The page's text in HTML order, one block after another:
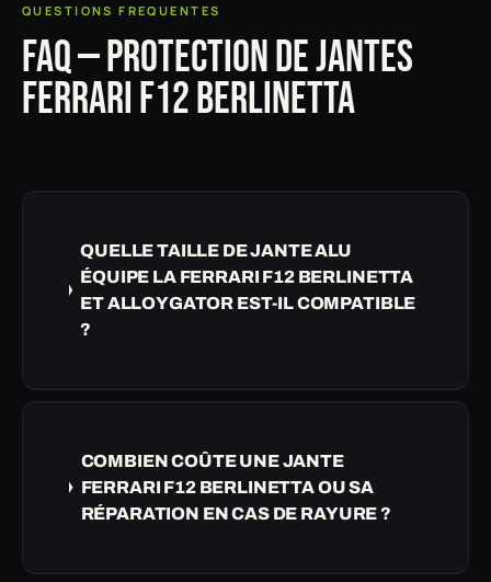
QUESTIONS FREQUENTES
FAQ — PROTECTION DE JANTES
FERRARI F12 BERLINETTA
QUELLE TAILLE DE JANTE ALU
ÉQUIPE LA FERRARI F12 BERLINETTA
ET ALLOYGATOR EST-IL COMPATIBLE
?
COMBIEN COÛTE UNE JANTE
FERRARI F12 BERLINETTA OU SA
RÉPARATION EN CAS DE RAYURE ?